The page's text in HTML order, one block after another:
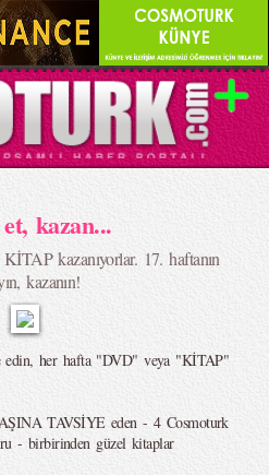
kazan...
kazanıyorlar. 17. haftanın
kazanın!
edin, her hafta "DVD" veya "KİTAP"
TAVSİYE eden - 4 Cosmoturk
- birbirinden güzel kitaplar